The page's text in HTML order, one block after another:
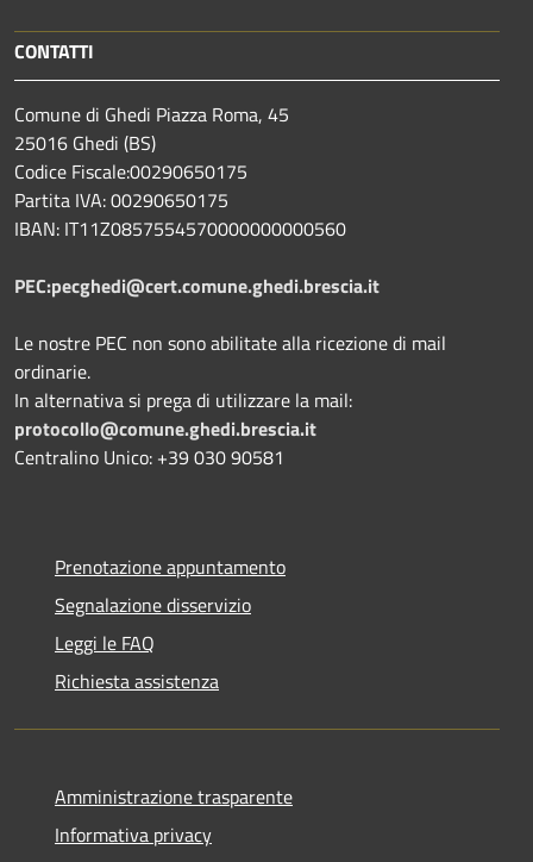
CONTATTI
Comune di Ghedi Piazza Roma, 45
25016 Ghedi (BS)
Codice Fiscale:00290650175
Partita IVA: 00290650175
IBAN: IT11Z0857554570000000000560
PEC:pecghedi@cert.comune.ghedi.brescia.it
Le nostre PEC non sono abilitate alla ricezione di mail
ordinarie.
In alternativa si prega di utilizzare la mail:
protocollo@comune.ghedi.brescia.it
Centralino Unico: +39 030 90581
Prenotazione appuntamento
Segnalazione disservizio
Leggi le FAQ
Richiesta assistenza
Amministrazione trasparente
Informativa privacy